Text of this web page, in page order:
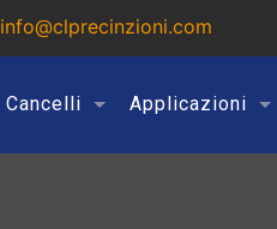
info@clprecinzioni.com
Cancelli Applicazioni